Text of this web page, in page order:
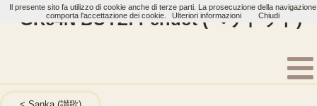
GRe4N BOYZ: Peridot (ペリドット)
Il presente sito fa utilizzo di cookie anche di terze parti. La prosecuzione della navigazione
comporta l'accettazione dei cookie.
Ulteriori informazioni Chiudi